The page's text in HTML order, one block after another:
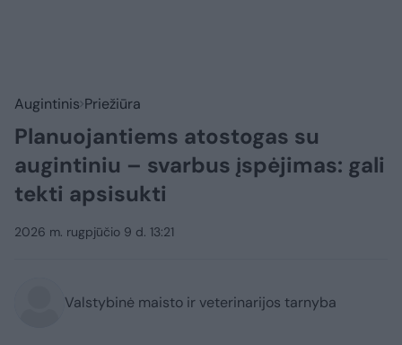
Augintinis Priežiūra
Planuojantiems atostogas su
augintiniu – svarbus įspėjimas: gali
tekti apsisukti
2026 m. rugpjūčio 9 d. 13:21
Valstybinė maisto ir veterinarijos tarnyba